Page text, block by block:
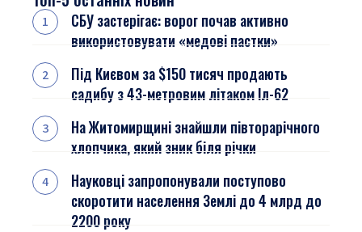
СБУ застерігає: ворог почав активно
використовувати «медові пастки»
Під Києвом за $150 тисяч продають
садибу з 43-метровим літаком Іл-62
На Житомирщині знайшли півторарічного
хлопчика, який зник біля річки
Науковці запропонували поступово
скоротити населення Землі до 4 млрд до
2200 року